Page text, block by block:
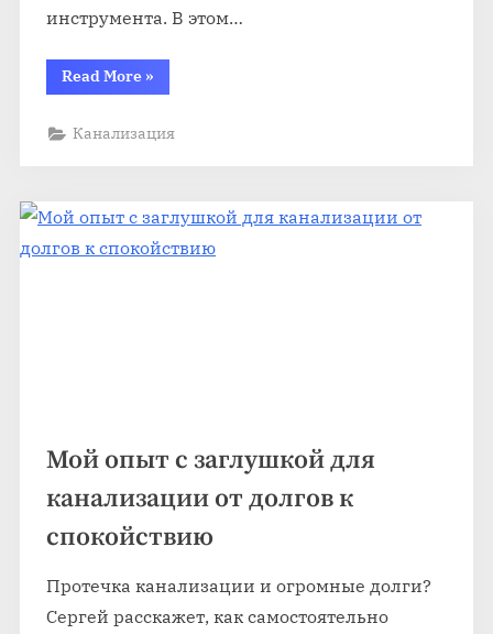
инструмента. В этом…
Read More“Применение
ступенчатых
»
Канализация
Мой опыт с заглушкой для
канализации от долгов к
спокойствию
Протечка канализации и огромные долги?
Сергей расскажет, как самостоятельно